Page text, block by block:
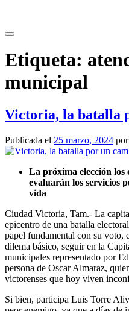
contenido
Etiqueta:
municipal
Victoria, la batalla
Publicada el 25 marzo, 2024 por
La próxima elección los
evaluarán los servicios
vida
Ciudad Victoria, Tam.- La
epicentro de una batalla
papel fundamental con su voto,
dilema básico, seguir en la
municipales representado por
persona de Oscar Almaraz,
victorenses que hoy viven
Si bien, participa Luis Torre